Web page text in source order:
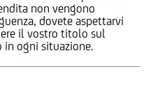
non vengono
dovete aspettarvi
il vostro titolo sul
in ogni situazione.